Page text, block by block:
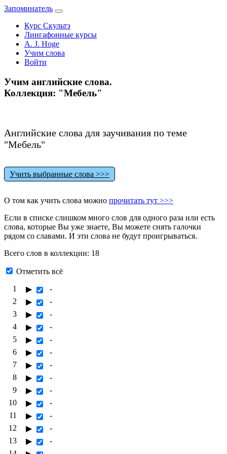
Запоминатель
Курс Скультэ
Лингафонные курсы
A. J. Hoge
Учим слова
Войти
Учим английские слова.
Коллекция: "Мебель"
Английские слова для заучивания по теме
"Мебель"
Учить выбранные слова >>>
О том как учить слова можно прочитать тут >>>
Если в списке слишком много слов для одного раза или есть
слова, которые Вы уже знаете, Вы можете снять галочки
рядом со славами. И эти слова не будут проигрываться.
Всего слов в коллекции: 18
Отметить всё
1
▶
-
2
▶
-
3
▶
-
4
▶
-
5
▶
-
6
▶
-
7
▶
-
8
▶
-
9
▶
-
10
▶
-
11
▶
-
12
▶
-
13
▶
-